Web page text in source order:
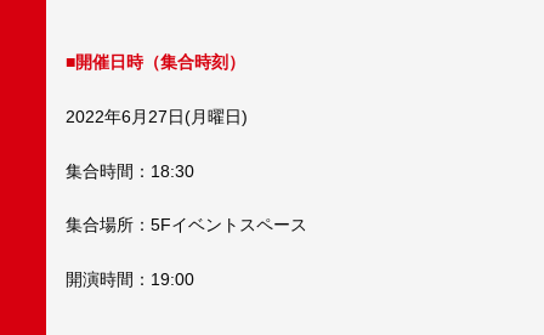
■開催日時（集合時刻）
2022年6月27日(月曜日)
集合時間：18:30
集合場所：5Fイベントスペース
開演時間：19:00